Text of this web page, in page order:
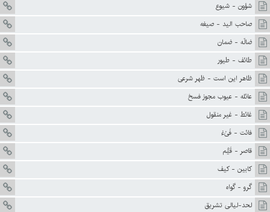
شؤون - شيوع
صاحب اليد - صيغه
ضالّه - ضمان
طائف - طيور
ظاهر اين است - ظهر شرعى
عائله - عيوب مجوز فسخ
غائط - غير منقول
فائت - فَىْءْ
قاصر - قَيُّم
کابين - کيف
گرو - گواه
لحد-لیالی تشریق